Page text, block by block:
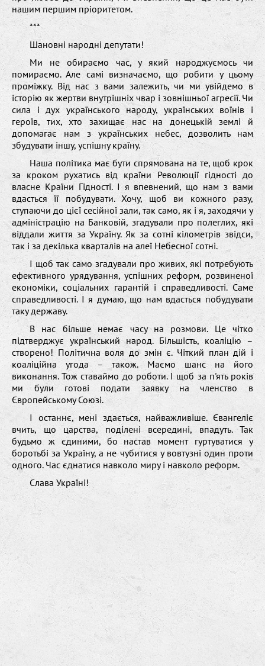
нашим першим пріоритетом.
***
Шановні народні депутати!
Ми не обираємо час, у який народжуємось чи
помираємо. Але самі визначаємо, що робити у цьому
проміжку. Від нас з вами залежить, чи ми увійдемо в
історію як жертви внутрішніх чвар і зовнішньої агресії. Чи
сила і дух українського народу, українських воїнів і
героїв, тих, хто захищає нас на донецькій землі й
допомагає нам з українських небес, дозволить нам
збудувати іншу, успішну країну.
Наша політика має бути спрямована на те, щоб крок
за кроком рухатись від країни Революції гідності до
власне Країни Гідності. І я впевнений, що нам з вами
вдасться її побудувати. Хочу, щоб ви кожного разу,
ступаючи до цієї сесійної зали, так само, як і я, заходячи у
адміністрацію на Банковій, згадували про полеглих, які
віддали життя за Україну. Як за сотні кілометрів звідси,
так і за декілька кварталів на алеї Небесної сотні.
І щоб так само згадували про живих, які потребують
ефективного урядування, успішних реформ, розвиненої
економіки, соціальних гарантій і справедливості. Саме
справедливості. І я думаю, що нам вдасться побудувати
таку державу.
В нас більше немає часу на розмови. Це чітко
підтверджує український народ. Більшість, коаліцію –
створено! Політична воля до змін є. Чіткий план дій і
коаліційна угода – також. Маємо шанс на його
виконання. Тож ставаймо до роботи. І щоб за п'ять років
ми були готові подати заявку на членство в
Європейському Союзі.
І останнє, мені здається, найважливіше. Євангеліє
вчить, що царства, поділені всередині, впадуть. Так
будьмо ж єдиними, бо настав момент гуртуватися у
боротьбі за Україну, а не чубитися у вовтузні один проти
одного. Час єднатися навколо миру і навколо реформ.
Слава Україні!